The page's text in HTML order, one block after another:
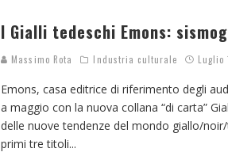
I Gialli tedeschi Emons:
Massimo Rota Industria culturale Luglio
Emons, casa editrice di riferimento degli
a maggio con la nuova collana “di carta”
delle nuove tendenze del mondo giallo/
primi tre titoli...